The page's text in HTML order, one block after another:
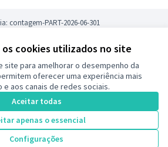
cookies utilizados no site
site para amelhorar o desempenho da
oferecer uma experiência mais
e aos canais de redes sociais.
Aceitar todas
apenas o essencial
Configurações
contagem-PART-2026-06-301
Licença
(Link